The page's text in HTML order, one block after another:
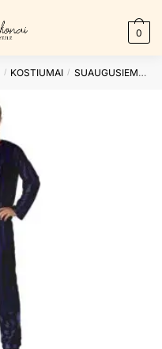
0
/ KOSTIUMAI / SUAUGUSIEMS